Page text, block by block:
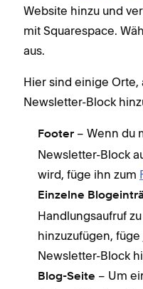
Website hinzu und
mit Squarespace.
aus.
Hier sind einige
Newsletter-Block
Footer – Wenn du
Newsletter-Block
wird, füge ihn zum
Einzelne
Handlungsaufruf
hinzuzufügen,
Newsletter-Block
Blog-Seite – Um